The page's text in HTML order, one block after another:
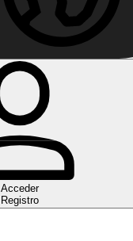
Acceder
Registro